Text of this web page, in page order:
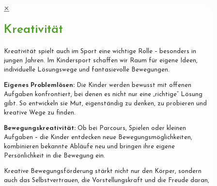
✕
Kreativität
Kreativität spielt auch im Sport eine wichtige Rolle – besonders in
jungen Jahren. Im Kindersport schaffen wir Raum für eigene Ideen,
individuelle Lösungswege und fantasievolle Bewegungen.
Eigenes Problemlösen: Die Kinder werden bewusst mit offenen
Aufgaben konfrontiert, bei denen es nicht nur eine „richtige“ Lösung
gibt. So entwickeln sie Mut, eigenständig zu denken, zu probieren und
kreative Wege zu finden.
Bewegungskreativität: Ob bei Parcours, Spielen oder kleinen
Aufgaben – die Kinder entdecken neue Bewegungsmöglichkeiten,
kombinieren bekannte Abläufe neu und bringen ihre eigene
Persönlichkeit in die Bewegung ein.
Kreative Bewegungsförderung stärkt nicht nur den Körper, sondern
auch das Selbstvertrauen, die Vorstellungskraft und die Freude daran,